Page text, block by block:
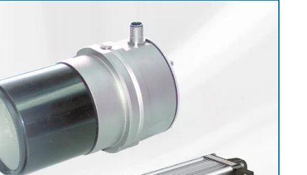
ブクリーナ
産業用ウェ
グシステム
•
全て表示する
スタンドアローン機
段ボール産業用機械
タイヤ産業向け機械
繊維産業用機械
全て表示する
E+L ハイライト
ライン
備 / プレス
ワインダー
•
全て表示する
衛生
赤ちゃん用おむつ製造装
女性用衛生製品製造装置
大人用おむつ製造装置
ウェットティッシュ製造
装置
ティッシュコンバーティ
サービスパッケージ
返却および修理
サービスツール
エアハルト ライマーで
のキャリア